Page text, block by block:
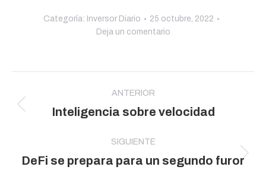
Categoría: Inversor Diario
25 octubre, 2022
Deja un comentario
entre
publicaciones
ANTERIOR
Publicación
Inteligencia sobre velocidad
SIGUIENTE
Publicación
DeFi se prepara para un segundo furor